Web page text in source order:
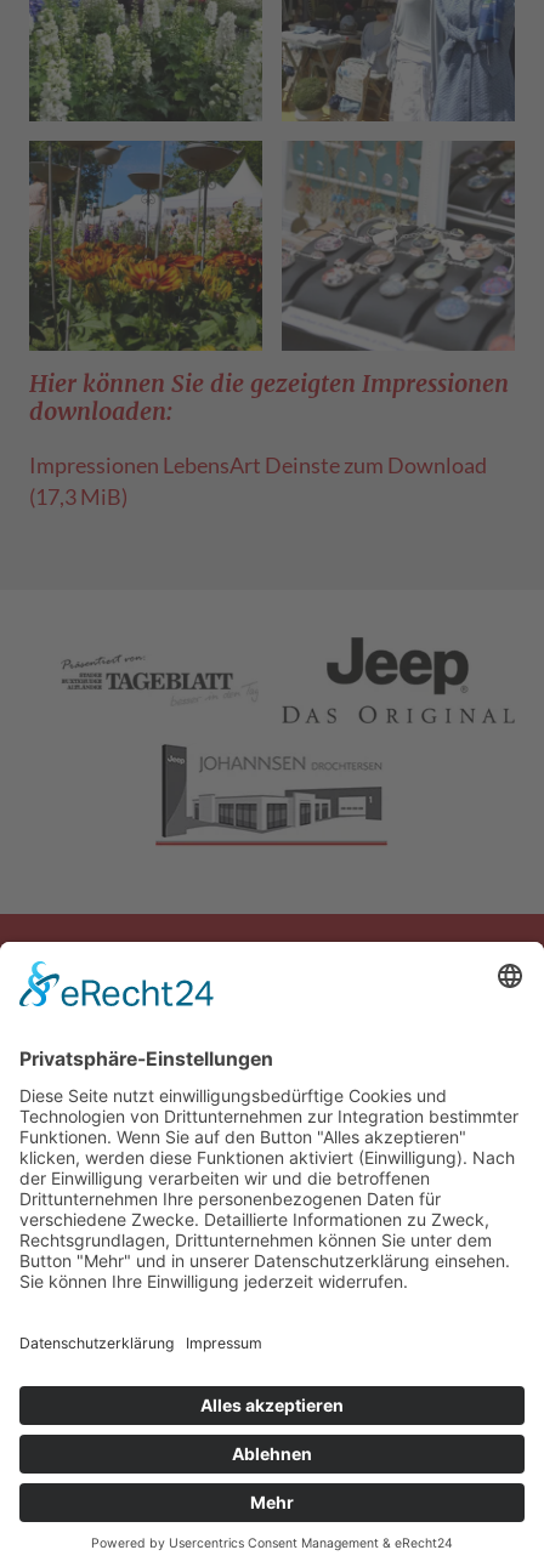
Hier können Sie die gezeigten Impressionen
downloaden:
Impressionen LebensArt Deinste zum Download
(17,3 MiB)
© 2026 Das AgenturHaus GmbH
info@das-agenturhaus.de
+49 (0) 451 89906-0
Kontakt
Pressebereich
Datenschutz